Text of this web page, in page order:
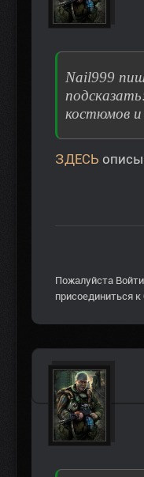
Nail999
костюмов
ЗДЕСЬ
Пожалуйста Войти
присоединиться к